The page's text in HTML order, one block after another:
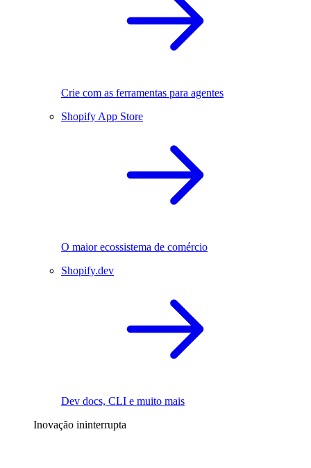
Crie com as ferramentas para agentes
Shopify App Store
O maior ecossistema de comércio
Shopify.dev
Dev docs, CLI e muito mais
Inovação ininterrupta